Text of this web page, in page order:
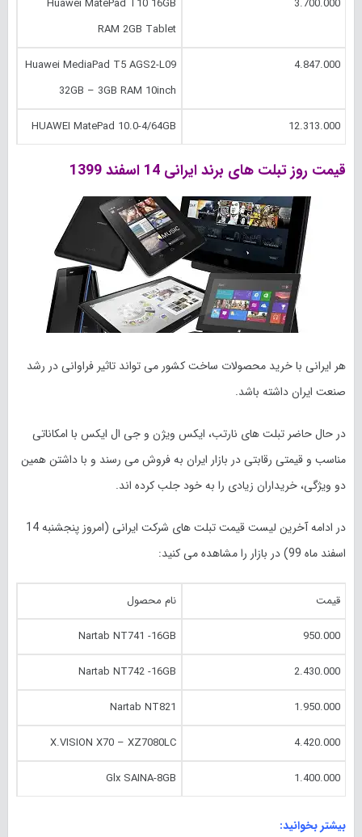
3.700.000
Huawei MatePad T10 16GB
RAM 2GB Tablet
4.847.000
Huawei MediaPad T5 AGS2-L09
32GB – 3GB RAM 10inch
12.313.000
HUAWEI MatePad 10.0-4/64GB
قیمت روز تبلت های برند‌ ایرانی 14 اسفند 1399
هر ایرانی با خرید محصولات ساخت کشور می تواند تاثیر فراوانی در رشد
صنعت ایران داشته باشد.
در حال حاضر تبلت های نارتب، ایکس ویژن و جی ال ایکس با امکاناتی
مناسب و قیمتی رقابتی در بازار ایران به فروش می رسند و با داشتن همین
دو ویژگی، خریداران زیادی را به خود جلب کرده اند.
در ادامه آخرین لیست قیمت تبلت های شرکت ایرانی (امروز پنجشنبه 14
اسفند ماه 99) در بازار را مشاهده می کنید:
قیمت نام محصول
950.000
Nartab NT741 -16GB
2.430.000
Nartab NT742 -16GB
1.950.000
Nartab NT821
4.420.000
X.VISION X70 – XZ7080LC
1.400.000
Glx SAINA-8GB
بیشتر بخوانید: